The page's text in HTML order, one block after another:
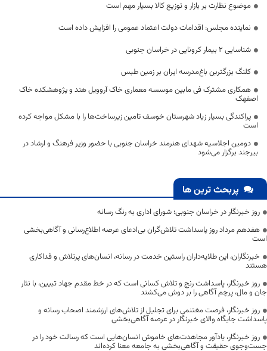
موضوع نظارت بر بازار و توزیع کالا بسیار مهم است
نماینده مجلس: اقدامات دولت اعتماد عمومی را افزایش داده است
شناسایی ۲ بیمار کرونایی در خراسان جنوبی
کلنگ بزرگترین باغ‌مدرسه ایران بر زمین طبس
همکاری مشترک فی مابین موسسه معماری خاک آروویل هند و پژوهشکده خاک
اصفهک
پراکندگی بسیار زیاد شهرستان خوسف تامین زیرساخت‌ها را با مشکل مواجه کرده
است
دومین اجلاسیه شهدای هنرمند خراسان جنوبی با حضور وزیر فرهنگ و ارشاد در
بیرجند برگزار می‌شود
پربحث ترین ها
روز خبرنگار در خراسان جنوبی؛ شورای اداری به رنگ رسانه
هفدهم مرداد روز پاسداشت تلاش‌گران بی‌ادعای عرصه اطلاع‌رسانی و آگاهی‌بخشی
است
خبرنگاران، این طلایه‌داران راستین خدمت در رسانه، انسان‌های پرتلاش و فداکاری
هستند
روز خبرنگار، پاسداشت رنج و تلاش کسانی است که در خط مقدم جهاد تبیین، با نثار
جان و مال، پرچم آگاهی را بر دوش می‌کشند
روز خبرنگار، فرصت مغتنمی برای تجلیل از تلاش‌های ارزشمند اصحاب رسانه و
پاسداشت جایگاه والای خبرنگار در عرصه آگاهی‌بخشی
روز خبرنگار، یادآور مجاهدت‌های خاموش انسان‌هایی است که رسالت خود را در
جست‌وجوی حقیقت و آگاهی‌بخشی به جامعه معنا کرده‌اند